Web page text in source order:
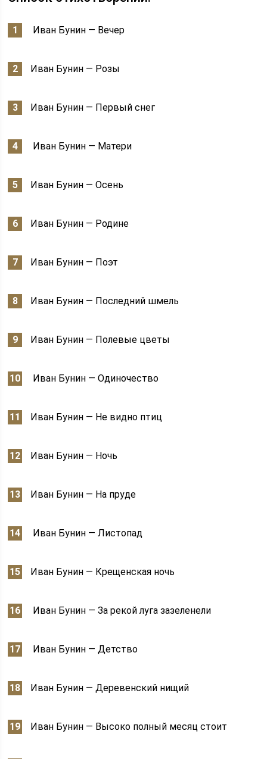
Иван Бунин — Вечер
Иван Бунин — Розы
Иван Бунин — Первый снег
Иван Бунин — Матери
Иван Бунин — Осень
Иван Бунин — Родине
Иван Бунин — Поэт
Иван Бунин — Последний шмель
Иван Бунин — Полевые цветы
Иван Бунин — Одиночество
Иван Бунин — Не видно птиц
Иван Бунин — Ночь
Иван Бунин — На пруде
Иван Бунин — Листопад
Иван Бунин — Крещенская ночь
Иван Бунин — За рекой луга зазеленели
Иван Бунин — Детство
Иван Бунин — Деревенский нищий
Иван Бунин — Высоко полный месяц стоит